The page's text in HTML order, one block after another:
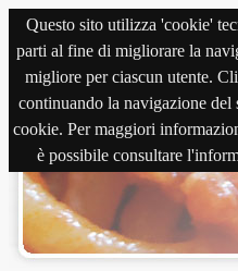
Questo sito utilizza 'cookie'
parti al fine di migliorare la
migliore per ciascun utente.
continuando la navigazione
cookie. Per maggiori
è possibile consultare